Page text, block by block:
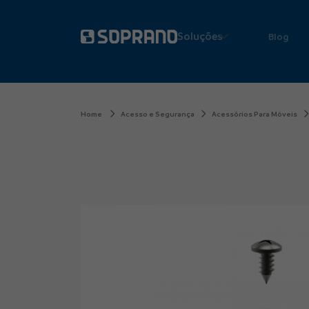
Soluções Blog
Home Acesso e Segurança Acessórios Para Móveis